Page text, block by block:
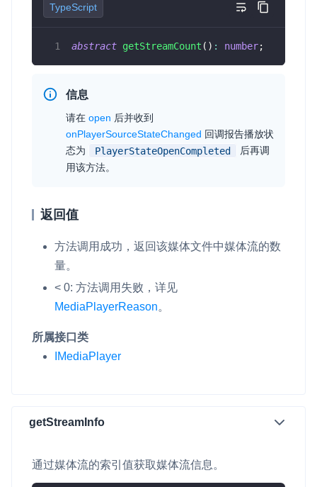
TypeScript
abstract getStreamCount ( ) : number;
信息
请在 open 后并收到
onPlayerSourceStateChanged 回调报告播放状
态为
PlayerStateOpenCompleted
后再调
用该方法。
返回值
方法调用成功，返回该媒体文件中媒体流的数
量。
< 0: 方法调用失败，详见
MediaPlayerReason。
所属接口类
IMediaPlayer
getStreamInfo
通过媒体流的索引值获取媒体流信息。